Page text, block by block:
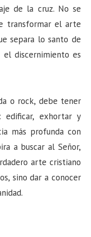
de la cruz. No se
transformar el arte
separa lo santo de
discernimiento es
o rock, debe tener
edificar, exhortar y
más profunda con
a buscar al Señor,
arte cristiano
sino dar a conocer